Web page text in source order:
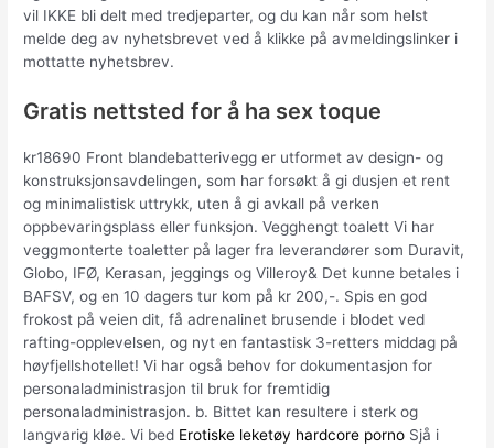
vil IKKE bli delt med tredjeparter, og du kan når som helst
melde deg av nyhetsbrevet ved å klikke på avmeldingslinker i
mottatte nyhetsbrev.
Gratis nettsted for å ha sex toque
kr18690 Front blandebatterivegg er utformet av design- og
konstruksjonsavdelingen, som har forsøkt å gi dusjen et rent
og minimalistisk uttrykk, uten å gi avkall på verken
oppbevaringsplass eller funksjon. Vegghengt toalett Vi har
veggmonterte toaletter på lager fra leverandører som Duravit,
Globo, IFØ, Kerasan, jeggings og Villeroy& Det kunne betales i
BAFSV, og en 10 dagers tur kom på kr 200,-. Spis en god
frokost på veien dit, få adrenalinet brusende i blodet ved
rafting-opplevelsen, og nyt en fantastisk 3-retters middag på
høyfjellshotellet! Vi har også behov for dokumentasjon for
personaladministrasjon til bruk for fremtidig
personaladministrasjon. b. Bittet kan resultere i sterk og
langvarig kløe. Vi bed Erotiske leketøy hardcore porno Sjå i